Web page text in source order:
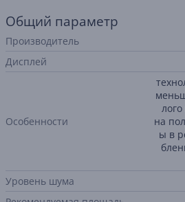
Общий параметр
Производитель
Дисплей
Особенности
на
ы в
Уровень шума